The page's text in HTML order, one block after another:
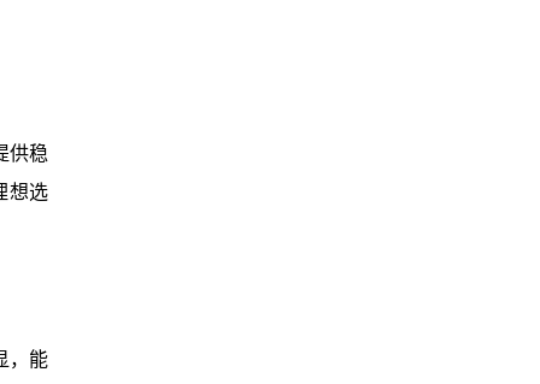
供稳
想选
，能